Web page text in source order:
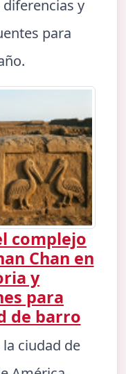
diferencias y
para
complejo
Chan en
y
para
de barro
la ciudad de